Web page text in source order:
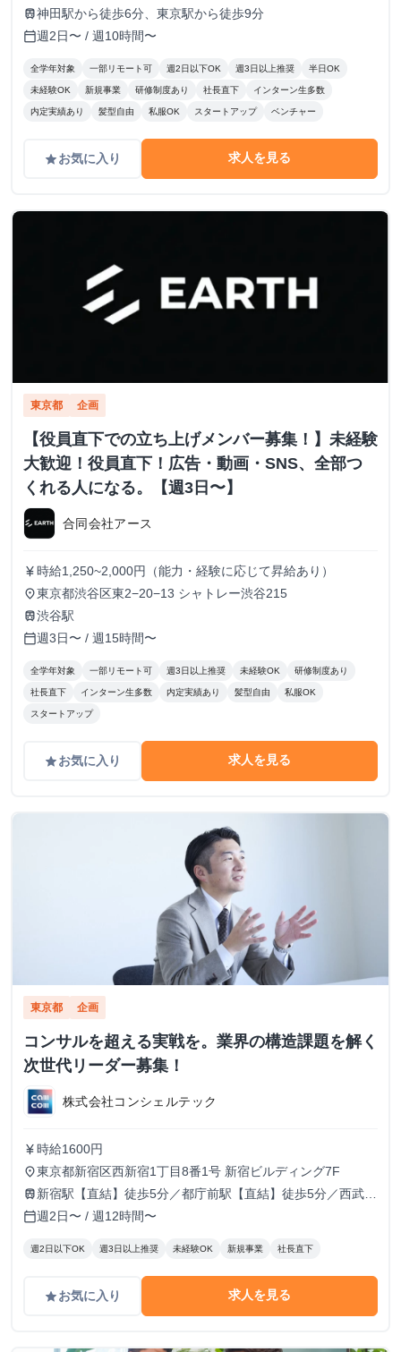
train神田駅から徒歩6分、東京駅から徒歩9分
calendar_today週2日〜 / 週10時間〜
全学年対象 一部リモート可 週2日以下OK 週3日以上推奨 半日OK
未経験OK 新規事業 研修制度あり 社長直下 インターン生多数
内定実績あり 髪型自由 私服OK スタートアップ ベンチャー
gradeお気に入り 求人を見る
東京都 企画
【役員直下での立ち上げメンバー募集！】未経験
大歓迎！役員直下！広告・動画・SNS、全部つ
くれる人になる。【週3日〜】
合同会社アース
currency_yen 時給1,250~2,000円（能力・経験に応じて昇給あり）
place東京都渋谷区東2−20−13 シャトレー渋谷215
train渋谷駅
calendar_today週3日〜 / 週15時間〜
全学年対象 一部リモート可 週3日以上推奨 未経験OK 研修制度あり
社長直下 インターン生多数 内定実績あり 髪型自由 私服OK
スタートアップ
gradeお気に入り 求人を見る
東京都 企画
コンサルを超える実戦を。業界の構造課題を解く
次世代リーダー募集！
株式会社コンシェルテック
currency_yen 時給1600円
place東京都新宿区西新宿1丁目8番1号 新宿ビルディング7F
train 新宿駅【直結】徒歩5分／都庁前駅【直結】徒歩5分／西武新
宿駅徒歩10分／西新宿駅徒歩10分
calendar_today週2日〜 / 週12時間〜
週2日以下OK 週3日以上推奨 未経験OK 新規事業 社長直下
gradeお気に入り 求人を見る